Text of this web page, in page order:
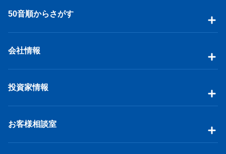
50音順からさがす
会社情報
投資家情報
お客様相談室